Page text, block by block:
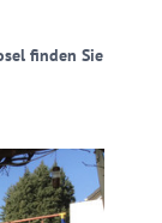
finden Sie